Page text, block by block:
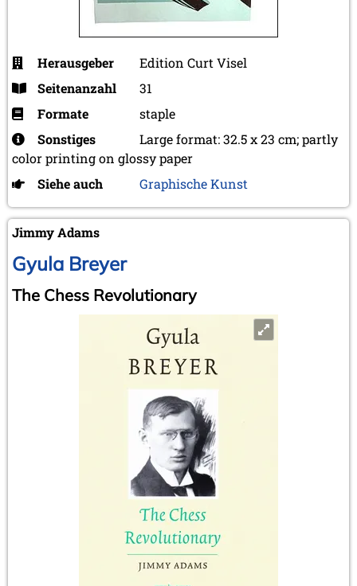
Herausgeber
Edition Curt Visel
Seitenanzahl
31
Formate
staple
Sonstiges
Large format: 32.5 x 23 cm; partly
color printing on glossy paper
Siehe auch
Graphische Kunst
Jimmy Adams
Gyula Breyer
The Chess Revolutionary